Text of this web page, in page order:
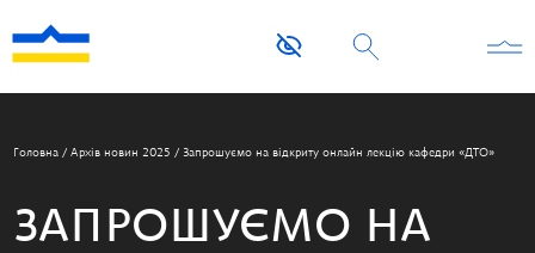
Головна / Архів новин 2025 / Запрошуємо на відкриту онлайн лекцію кафедри «ДТО»
ЗАПРОШУЄМО НА